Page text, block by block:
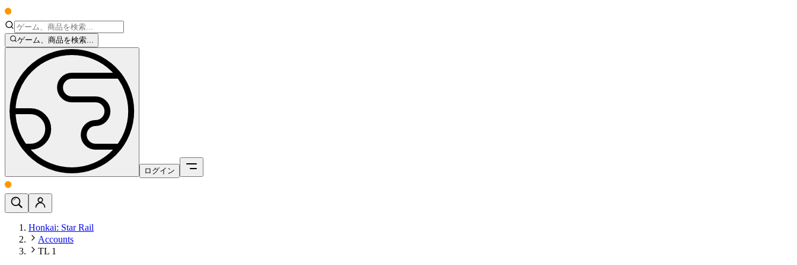
ゲーム、商品を検索...
ログイン
Honkai: Star Rail
Accounts
TL 1